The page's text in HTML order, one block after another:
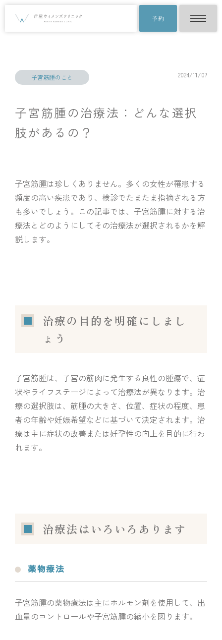
予約
子宮筋腫のこと 2024/11/07
子宮筋腫の治療法：どんな選択
肢があるの？
子宮筋腫は珍しくありません。多くの女性が罹患する
頻度の高い疾患であり、検診でたまたま指摘される方
も多いでしょう。この記事では、子宮筋腫に対する治
療法とどのようにしてその治療法が選択されるかを解
説します。
治療の目的を明確にしまし
ょう
子宮筋腫は、子宮の筋肉に発生する良性の腫瘍で、症
状やライフステージによって治療法が異なります。治
療の選択肢は、筋腫の大きさ、位置、症状の程度、患
者の年齢や妊娠希望などに基づいて決定されます。治
療は主に症状の改善または妊孕性の向上を目的に行わ
れます。
治療法 はいろいろあります
薬物療法
子宮筋腫の薬物療法は主にホルモン剤を使用して、出
血量のコントロールや子宮筋腫の縮小を図ります。